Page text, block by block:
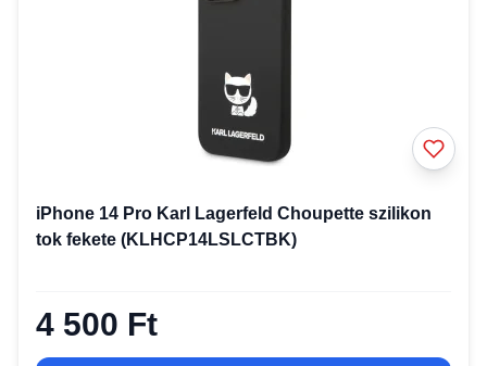
iPhone 14 Pro Karl Lagerfeld Choupette szilikon
tok fekete (KLHCP14LSLCTBK)
4 500 Ft